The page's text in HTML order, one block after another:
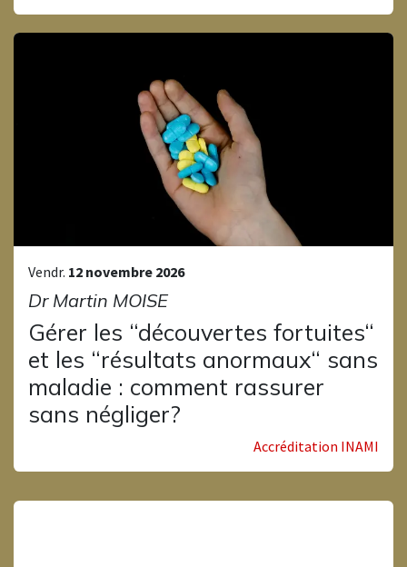
Vendr. 12 novembre 2026
Dr Martin MOISE
Gérer les “découvertes fortuites“
et les “résultats anormaux“ sans
maladie : comment rassurer
sans négliger?
Accréditation INAMI